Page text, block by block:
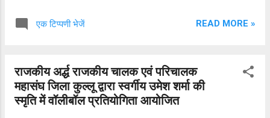
आयोजित किया जाएगा, जिसमें कुल्लू के विधायक सुन्दर
भवन में बैठक का आयोजन अतिरिक्त उपायुक्त अध्यक्षता में
किया गया। उन्होंने कहा कि योग केवल व्यायाम नहीं, बल्कि
स्वस्थ एवं संतुलित जीवनशैली का आधार है और इसे दैनिक
एक टिप्पणी भेजें READ MORE »
राजकीय अर्द्ध राजकीय चालक एवं परिचालक
महासंघ जिला कुल्लू द्वारा स्वर्गीय उमेश शर्मा की
स्मृति में वॉलीबॉल प्रतियोगिता आयोजित